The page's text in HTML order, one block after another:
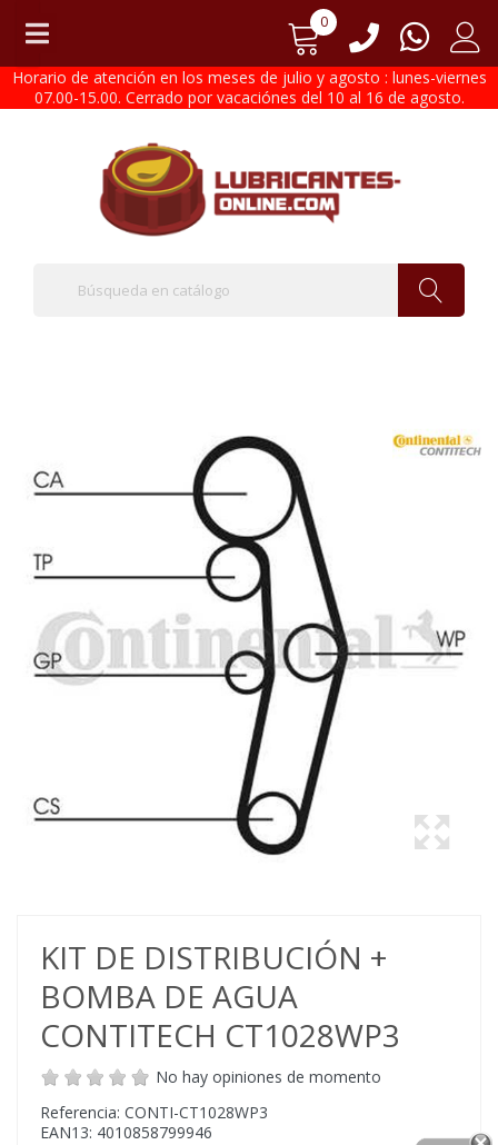
0
Horario de atención en los meses de julio y agosto : lunes-viernes
07.00-15.00. Cerrado por vacaciónes del 10 al 16 de agosto.
KIT DE DISTRIBUCIÓN +
BOMBA DE AGUA
CONTITECH CT1028WP3
No hay opiniones de momento
Referencia: CONTI-CT1028WP3
EAN13: 4010858799946